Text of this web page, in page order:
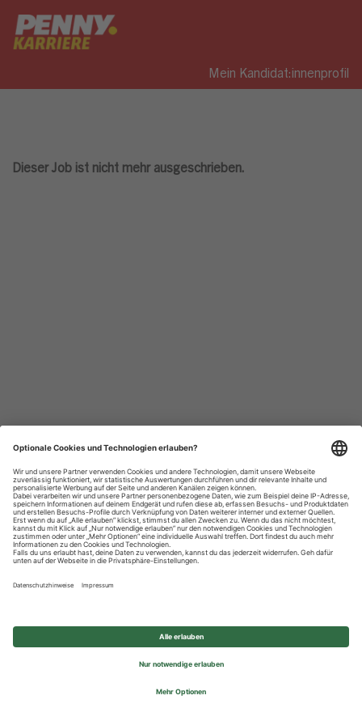
Mein Kandidat:innenprofil
Dieser Job ist nicht mehr ausgeschrieben.
Datenschutzhinweise
Impressum
Privatsphäre-Einstellungen
© 2026 REWE Group - All rights reserved